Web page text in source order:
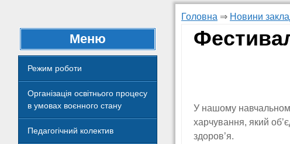
Меню
Режим роботи
Організація освітнього процесу
в умовах воєнного стану
Педагогічний колектив
Головна ⇒ Новини
У нашому
харчування, який
здоров’я.